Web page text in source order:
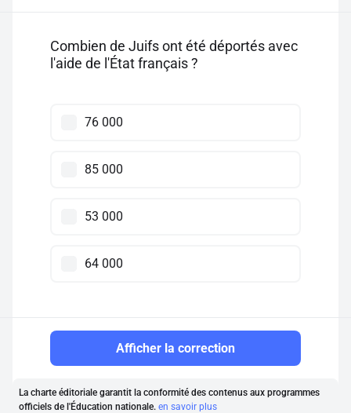
Combien de Juifs ont été déportés avec
l'aide de l'État français ?
76 000
85 000
53 000
64 000
Afficher la correction
La charte éditoriale garantit la conformité des contenus aux programmes
officiels de l'Éducation nationale. en savoir plus